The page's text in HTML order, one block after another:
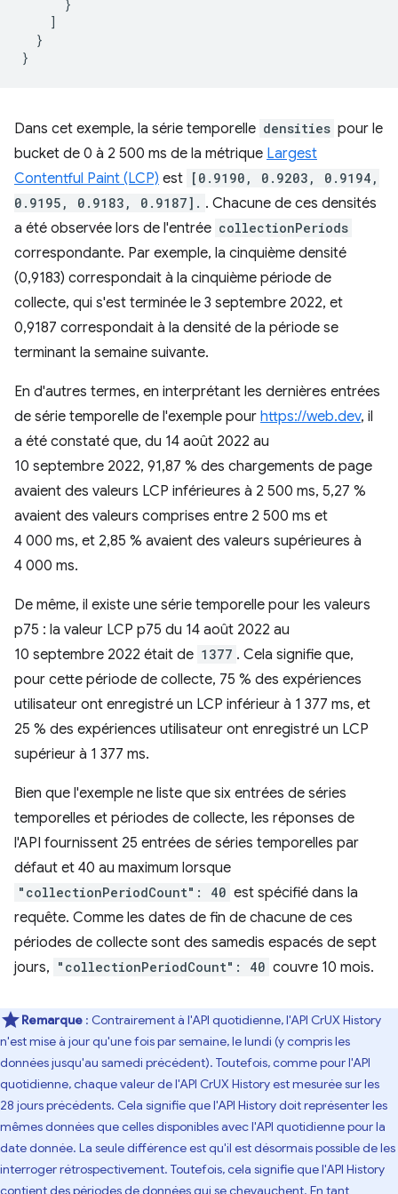
}
]
}
}
Dans cet exemple, la série temporelle densities pour le
bucket de 0 à 2 500 ms de la métrique Largest
Contentful Paint (LCP) est [0.9190, 0.9203, 0.9194,
0.9195, 0.9183, 0.9187]. . Chacune de ces densités
a été observée lors de l'entrée collectionPeriods
correspondante. Par exemple, la cinquième densité
(0,9183) correspondait à la cinquième période de
collecte, qui s'est terminée le 3 septembre 2022, et
0,9187 correspondait à la densité de la période se
terminant la semaine suivante.
En d'autres termes, en interprétant les dernières entrées
de série temporelle de l'exemple pour https://web.dev, il
a été constaté que, du 14 août 2022 au
10 septembre 2022, 91,87 % des chargements de page
avaient des valeurs LCP inférieures à 2 500 ms, 5,27 %
avaient des valeurs comprises entre 2 500 ms et
4 000 ms, et 2,85 % avaient des valeurs supérieures à
4 000 ms.
De même, il existe une série temporelle pour les valeurs
p75 : la valeur LCP p75 du 14 août 2022 au
10 septembre 2022 était de 1377 . Cela signifie que,
pour cette période de collecte, 75 % des expériences
utilisateur ont enregistré un LCP inférieur à 1 377 ms, et
25 % des expériences utilisateur ont enregistré un LCP
supérieur à 1 377 ms.
Bien que l'exemple ne liste que six entrées de séries
temporelles et périodes de collecte, les réponses de
l'API fournissent 25 entrées de séries temporelles par
défaut et 40 au maximum lorsque
"collectionPeriodCount": 40 est spécifié dans la
requête. Comme les dates de fin de chacune de ces
périodes de collecte sont des samedis espacés de sept
jours, "collectionPeriodCount": 40 couvre 10 mois.
Remarque : Contrairement à l'API quotidienne, l'API CrUX History
n'est mise à jour qu'une fois par semaine, le lundi (y compris les
données jusqu'au samedi précédent). Toutefois, comme pour l'API
quotidienne, chaque valeur de l'API CrUX History est mesurée sur les
28 jours précédents. Cela signifie que l'API History doit représenter les
mêmes données que celles disponibles avec l'API quotidienne pour la
date donnée. La seule différence est qu'il est désormais possible de les
interroger rétrospectivement. Toutefois, cela signifie que l'API History
contient des périodes de données qui se chevauchent. En tant